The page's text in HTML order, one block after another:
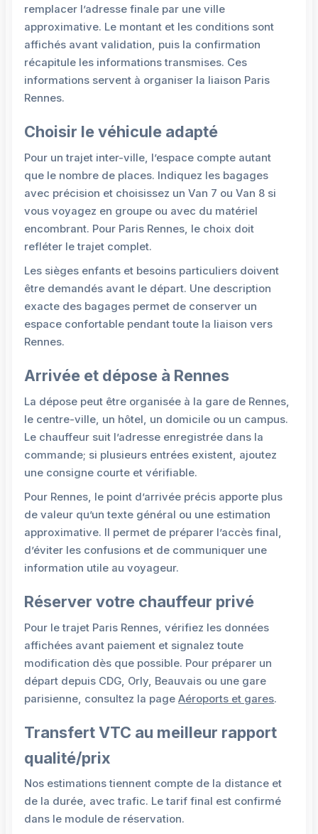
remplacer l’adresse finale par une ville
approximative. Le montant et les conditions sont
affichés avant validation, puis la confirmation
récapitule les informations transmises. Ces
informations servent à organiser la liaison Paris
Rennes.
Choisir le véhicule adapté
Pour un trajet inter-ville, l’espace compte autant
que le nombre de places. Indiquez les bagages
avec précision et choisissez un Van 7 ou Van 8 si
vous voyagez en groupe ou avec du matériel
encombrant. Pour Paris Rennes, le choix doit
refléter le trajet complet.
Les sièges enfants et besoins particuliers doivent
être demandés avant le départ. Une description
exacte des bagages permet de conserver un
espace confortable pendant toute la liaison vers
Rennes.
Arrivée et dépose à Rennes
La dépose peut être organisée à la gare de Rennes,
le centre-ville, un hôtel, un domicile ou un campus.
Le chauffeur suit l’adresse enregistrée dans la
commande; si plusieurs entrées existent, ajoutez
une consigne courte et vérifiable.
Pour Rennes, le point d’arrivée précis apporte plus
de valeur qu’un texte général ou une estimation
approximative. Il permet de préparer l’accès final,
d’éviter les confusions et de communiquer une
information utile au voyageur.
Réserver votre chauffeur privé
Pour le trajet Paris Rennes, vérifiez les données
affichées avant paiement et signalez toute
modification dès que possible. Pour préparer un
départ depuis CDG, Orly, Beauvais ou une gare
parisienne, consultez la pageAéroports et gares.
Transfert VTC au meilleur rapport
qualité/prix
Nos estimations tiennent compte de la distance et
de la durée, avec trafic. Le tarif final est confirmé
dans le module de réservation.